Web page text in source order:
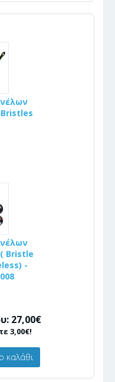
Bristle
-
27,00€
3,00€!
καλάθι